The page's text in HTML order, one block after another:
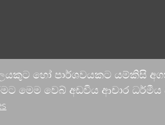
හෝ පාර්ශවයකට යම්කිසි
වෙබ් අඩවිය ආචාර ධර්මීය